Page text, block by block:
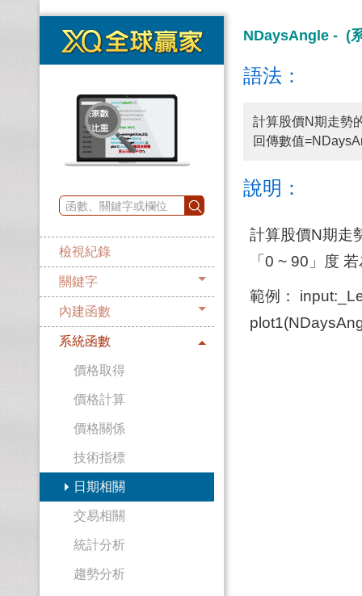
檢視紀錄
關鍵字
內建函數
系統函數
價格取得
價格計算
價格關係
技術指標
日期相關
交易相關
統計分析
趨勢分析
NDaysAngle - (
語法：
計算股價N期走勢
回傳數值
說明：
計算股價N期走
「0 ~ 90」度
範例：